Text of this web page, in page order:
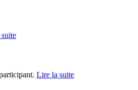
Lire la suite